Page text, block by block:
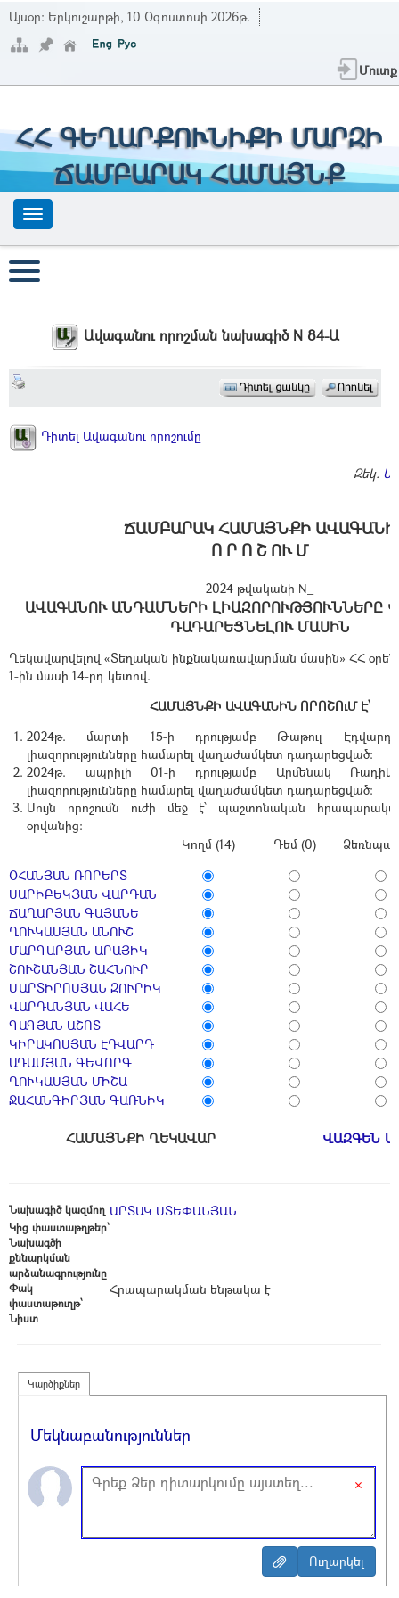
Այսօր: Երկուշաբթի, 10 Օգոստոսի 2026թ.
Մուտք
ՀՀ ԳԵՂԱՐՔՈՒՆԻՔԻ ՄԱՐԶԻ
ՃԱՄԲԱՐԱԿ ՀԱՄԱՅՆՔ
Ավագանու որոշման նախագիծ N 84-Ա
Դիտել Ավագանու որոշումը
Զեկ.
ՃԱՄԲԱՐԱԿ ՀԱՄԱՅՆՔԻ ԱՎԱԳԱՆԻ
Ո Ր Ո Շ ՈՒ Մ
2024 թվականի N_
ԱՎԱԳԱՆՈՒ ԱՆԴԱՄՆԵՐԻ ԼԻԱԶՈՐՈՒԹՅՈՒՆՆԵՐԸ
ԴԱԴԱՐԵՑՆԵԼՈՒ ՄԱՍԻՆ
Ղեկավարվելով «Տեղական ինքնակառավարման մասին» ՀՀ
1-ին մասի 14-րդ կետով.
ՀԱՄԱՅՆՔԻ ԱՎԱԳԱՆԻՆ ՈՐՈՇՈւՄ Է՝
2024թ. մարտի 15-ի դրությամբ Թաթուլ Էդվարդի
լիազորությունները համարել վաղաժամկետ դադարեցված:
2024թ. ապրիլի 01-ի դրությամբ Արմենակ Ռադիկի
լիազորությունները համարել վաղաժամկետ դադարեցված:
Սույն որոշումն ուժի մեջ է՝ պաշտոնական
օրվանից:
Կողմ (14)
Դեմ (0)
ՕՀԱՆՅԱՆ ՌՈԲԵՐՏ
ՍԱՐԻԲԵԿՅԱՆ ՎԱՐԴԱՆ
ՃԱՂԱՐՅԱՆ ԳԱՅԱՆԵ
ՂՈՒԿԱՍՅԱՆ ԱՆՈՒՇ
ՄԱՐԳԱՐՅԱՆ ԱՐԱՅԻԿ
ՇՈՒՇԱՆՅԱՆ ՇԱՀՆՈՒՐ
ՄԱՐՏԻՐՈՍՅԱՆ ԶՈՒՐԻԿ
ՎԱՐԴԱՆՅԱՆ ՎԱՀԵ
ԳԱԳՅԱՆ ԱՇՈՏ
ԿԻՐԱԿՈՍՅԱՆ ԷԴՎԱՐԴ
ԱԴԱՄՅԱՆ ԳԵՎՈՐԳ
ՂՈՒԿԱՍՅԱՆ ՄԻՇԱ
ՋԱՀԱՆԳԻՐՅԱՆ ԳԱՌՆԻԿ
ՀԱՄԱՅՆՔԻ ՂԵԿԱՎԱՐ ՎԱԶԳԵՆ
Նախագիծ կազմող ԱՐՏԱԿ ՍՏԵՓԱՆՅԱՆ
Կից փաստաթղթեր՝
Նախագծի
քննարկման
արձանագրությունը
Փակ
փաստաթուղթ՝
Հրապարակման ենթակա է
Նիստ
Կարծիքներ
Մեկնաբանություններ
×